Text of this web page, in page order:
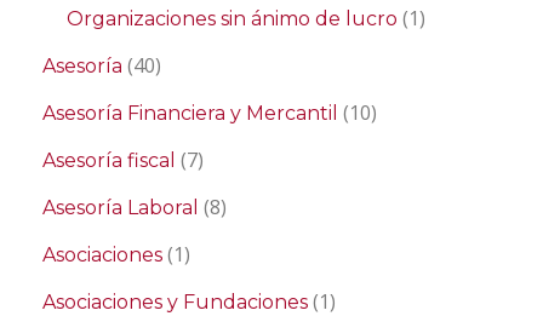
Organizaciones sin ánimo de lucro (1)
Asesoría (40)
Asesoría Financiera y Mercantil (10)
Asesoría fiscal (7)
Asesoría Laboral (8)
Asociaciones (1)
Asociaciones y Fundaciones (1)